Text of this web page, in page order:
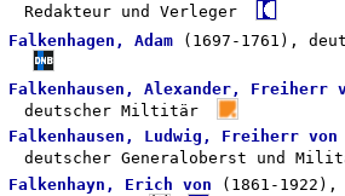
Redakteur und Verleger
Falkenhagen, Adam (1697-1761),
Falkenhausen, Alexander, Freiherr
deutscher Miltitär
Falkenhausen, Ludwig, Freiherr von
deutscher Generaloberst und
Falkenhayn, Erich von (1861-